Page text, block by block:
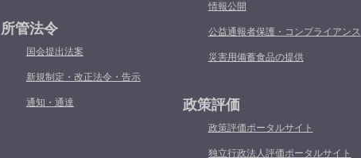
所管法令
国会提出法案
新規制定・改正法令・告示
通知・通達
情報公開
公益通報者保護・コンプライアンス
災害用備蓄食品の提供
政策評価
政策評価ポータルサイト
独立行政法人評価ポータルサイト